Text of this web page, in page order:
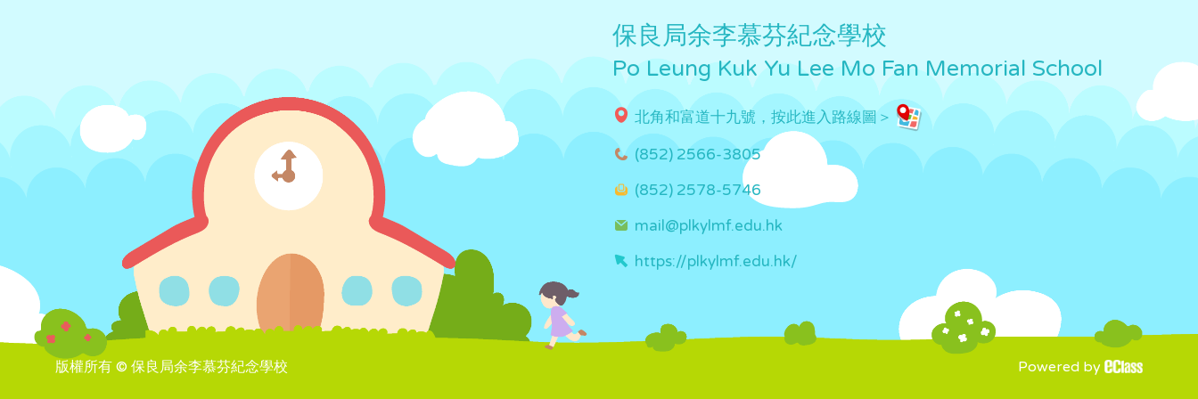
保良局余李慕芬紀念學校
Po Leung Kuk Yu Lee Mo Fan Memorial School
北角和富道十九號，按此進入路線圖＞
(852) 2566-3805
(852) 2578-5746
mail@plkylmf.edu.hk
https://plkylmf.edu.hk/
版權所有 © 保良局余李慕芬紀念學校 Powered by